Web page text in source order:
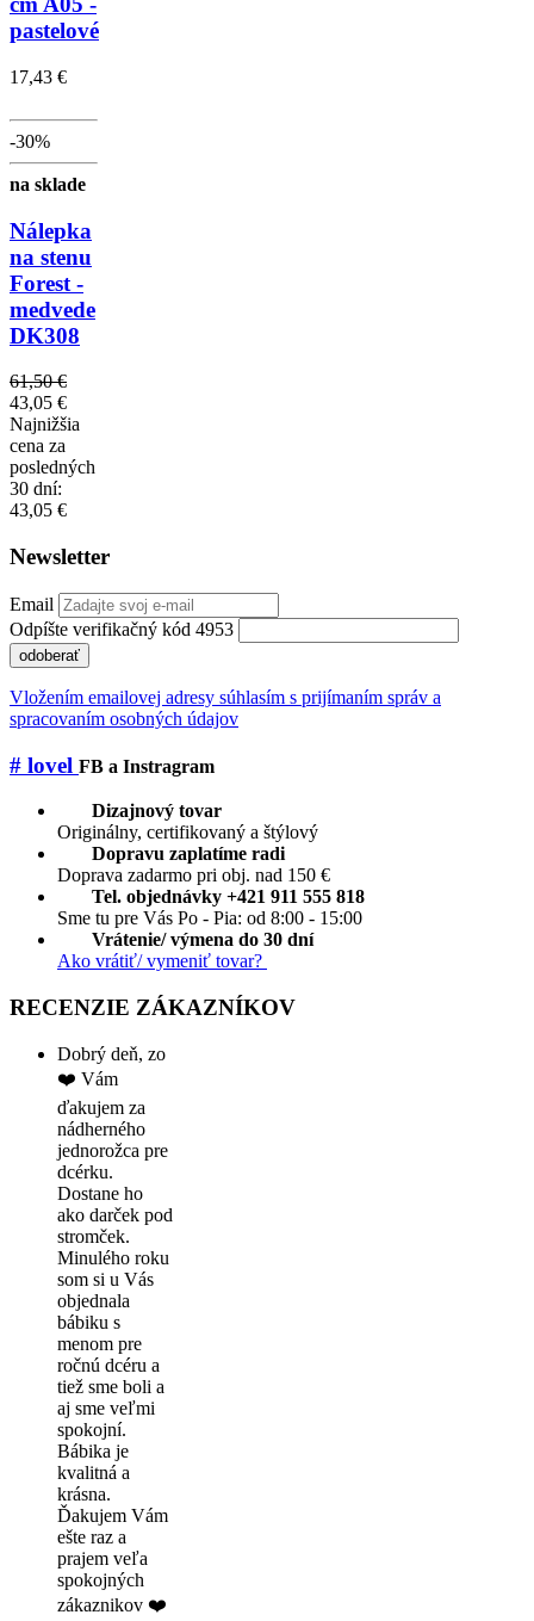
pastelové
17,43 €
-30%
na sklade
Nálepka
na stenu
Forest -
medvede
DK308
61,50 €
43,05 €
Najnižšia
cena za
posledných
30 dní:
43,05 €
Newsletter
Email
Odpíšte verifikačný kód 4953
odoberať
Vložením emailovej adresy súhlasím s prijímaním správ a
spracovaním osobných údajov
# lovel FB a Instragram
Dizajnový tovar
Originálny, certifikovaný a štýlový
Dopravu zaplatíme radi
Doprava zadarmo pri obj. nad 150 €
Tel. objednávky +421 911 555 818
Sme tu pre Vás Po - Pia: od 8:00 - 15:00
Vrátenie/ výmena do 30 dní
Ako vrátiť/ vymeniť tovar?
RECENZIE ZÁKAZNÍKOV
Dobrý deň, zo
❤️ Vám
ďakujem za
nádherného
jednorožca pre
dcérku.
Dostane ho
ako darček pod
stromček.
Minulého roku
som si u Vás
objednala
bábiku s
menom pre
ročnú dcéru a
tiež sme boli a
aj sme veľmi
spokojní.
Bábika je
kvalitná a
krásna.
Ďakujem Vám
ešte raz a
prajem veľa
spokojných
zákaznikov ❤️